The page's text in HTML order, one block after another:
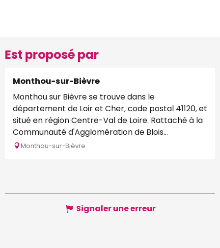
Est proposé par
Monthou-sur-Bièvre
Monthou sur Bièvre se trouve dans le
département de Loir et Cher, code postal 41120, et
situé en région Centre-Val de Loire. Rattaché à la
Communauté d'Agglomération de Blois...
Monthou-sur-Bièvre
Signaler une erreur